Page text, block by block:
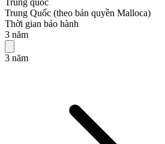
Trung quốc
Trung Quốc (theo bản quyền Malloca)
Thời gian bảo hành
3 năm
3 năm